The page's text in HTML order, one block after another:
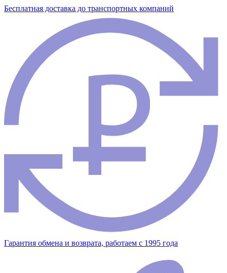
Бесплатная доставка до транспортных компаний
Гарантия обмена и возврата, работаем с 1995 года